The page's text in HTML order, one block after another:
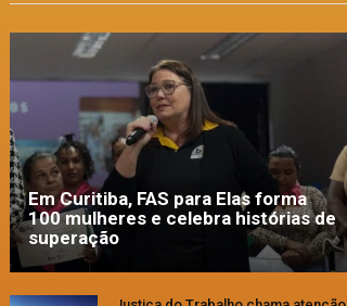
Em Curitiba, FAS para Elas forma
100 mulheres e celebra histórias de
superação